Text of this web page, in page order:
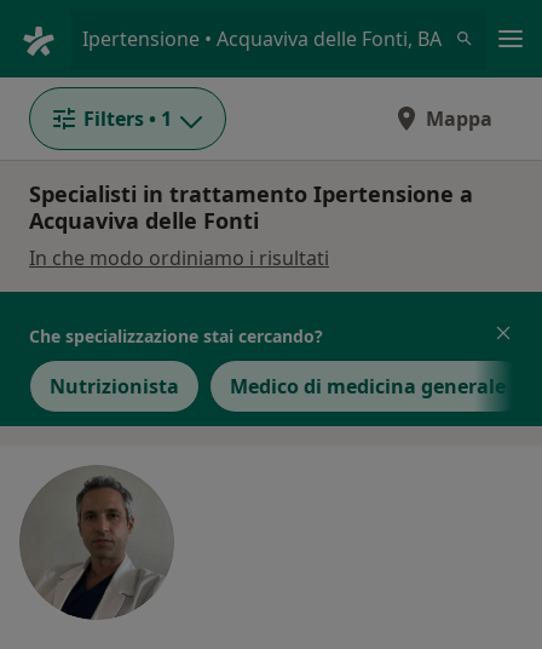
Ipertensione • Acquaviva delle Fonti, BA
Filters • 1 Mappa
Specialisti in trattamento Ipertensione a
Acquaviva delle Fonti
In che modo ordiniamo i risultati
Che specializzazione stai cercando?
Nutrizionista Medico di medicina generale